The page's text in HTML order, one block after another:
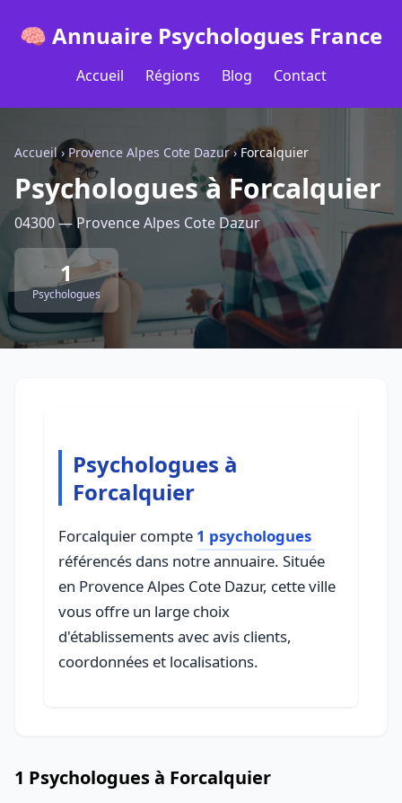
🧠 Annuaire Psychologues France
Accueil Régions Blog Contact
Accueil› Provence Alpes Cote Dazur›Forcalquier
Psychologues à Forcalquier
04300 — Provence Alpes Cote Dazur
1
Psychologues
Psychologues à
Forcalquier
Forcalquier compte 1 psychologues
référencés dans notre annuaire. Située
en Provence Alpes Cote Dazur, cette ville
vous offre un large choix
d'établissements avec avis clients,
coordonnées et localisations.
1 Psychologues à Forcalquier